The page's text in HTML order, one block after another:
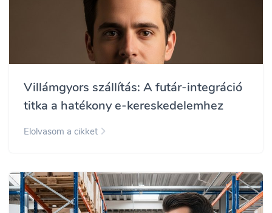
Villámgyors szállítás: A futár-integráció
titka a hatékony e-kereskedelemhez
Elolvasom a cikket